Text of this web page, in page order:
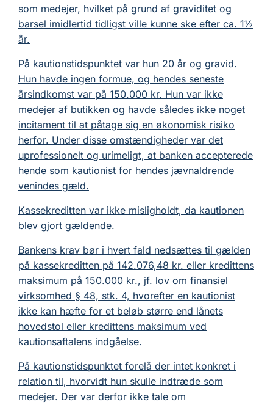
som medejer, hvilket på grund af graviditet og
barsel imidlertid tidligst ville kunne ske efter ca. 1½
år.
På kautionstidspunktet var hun 20 år og gravid.
Hun havde ingen formue, og hendes seneste
årsindkomst var på 150.000 kr. Hun var ikke
medejer af butikken og havde således ikke noget
incitament til at påtage sig en økonomisk risiko
herfor. Under disse omstændigheder var det
uprofessionelt og urimeligt, at banken accepterede
hende som kautionist for hendes jævnaldrende
venindes gæld.
Kassekreditten var ikke misligholdt, da kautionen
blev gjort gældende.
Bankens krav bør i hvert fald nedsættes til gælden
på kassekreditten på 142.076,48 kr. eller kredittens
maksimum på 150.000 kr., jf. lov om finansiel
virksomhed § 48, stk. 4, hvorefter en kautionist
ikke kan hæfte for et beløb større end lånets
hovedstol eller kredittens maksimum ved
kautionsaftalens indgåelse.
På kautionstidspunktet forelå der intet konkret i
relation til, hvorvidt hun skulle indtræde som
medejer. Der var derfor ikke tale om